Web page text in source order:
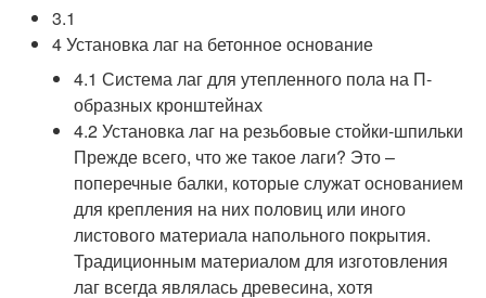
3.1
4 Установка лаг на бетонное основание
4.1 Система лаг для утепленного пола на П-
образных кронштейнах
4.2 Установка лаг на резьбовые стойки-шпильки
Прежде всего, что же такое лаги? Это –
поперечные балки, которые служат основанием
для крепления на них половиц или иного
листового материала напольного покрытия.
Традиционным материалом для изготовления
лаг всегда являлась древесина, хотя